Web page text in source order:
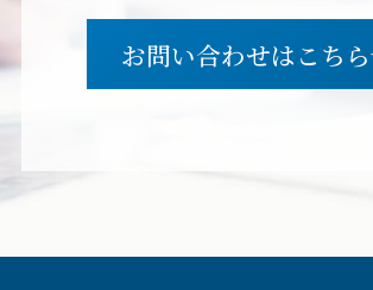
お問い合わせはこちら